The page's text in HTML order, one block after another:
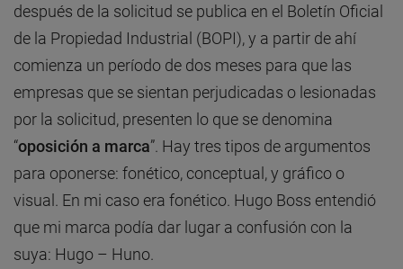
después de la solicitud se publica en el Boletín Oficial
de la Propiedad Industrial (BOPI), y a partir de ahí
comienza un período de dos meses para que las
empresas que se sientan perjudicadas o lesionadas
por la solicitud, presenten lo que se denomina
“oposición a marca”. Hay tres tipos de argumentos
para oponerse: fonético, conceptual, y gráfico o
visual. En mi caso era fonético. Hugo Boss entendió
que mi marca podía dar lugar a confusión con la
suya: Hugo – Huno.